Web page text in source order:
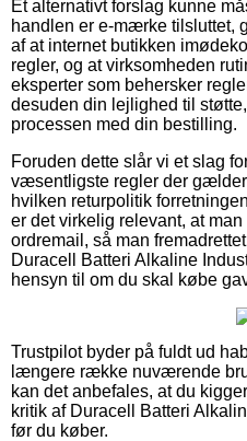
Et alternativt forslag kunne
handlen er e-mærke tilsluttet,
af at internet butikken
regler, og at virksomheden
eksperter som behersker
desuden din lejlighed til
processen med din bestilling.
Foruden dette slår vi et slag
væsentligste regler der
hvilken returpolitik
er det virkelig relevant, at
ordremail, så man
Duracell Batteri Alkaline
hensyn til om du skal købe
Trustpilot byder på fuldt ud
længere række nuværende
kan det anbefales, at du
kritik af Duracell Batteri
før du køber.